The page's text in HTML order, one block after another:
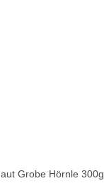
Schaut Grobe Hörnle 300g